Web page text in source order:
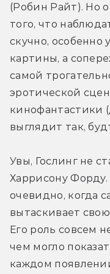
(Робин Райт). Но
того, что
скучно,
картины, а
самой
эротической
кинофантастики
выглядит так,
Увы, Гослинг не
Харрисону Форду.
очевидно, когда
вытаскивает
Его роль совсем
чем могло
каждом